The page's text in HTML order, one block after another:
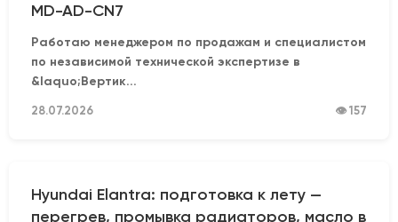
MD-AD-CN7
Работаю менеджером по продажам и специалистом
по независимой технической экспертизе в
&laquo;Вертик...
28.07.2026 👁 157
Hyundai Elantra: подготовка к лету —
перегрев, промывка радиаторов, масло в